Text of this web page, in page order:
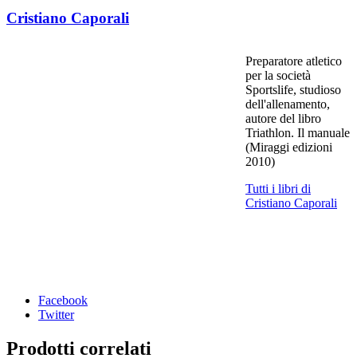
Cristiano Caporali
Preparatore atletico
per la società
Sportslife, studioso
dell'allenamento,
autore del libro
Triathlon. Il manuale
(Miraggi edizioni
2010)
Tutti i libri di
Cristiano Caporali
Facebook
Twitter
Prodotti correlati